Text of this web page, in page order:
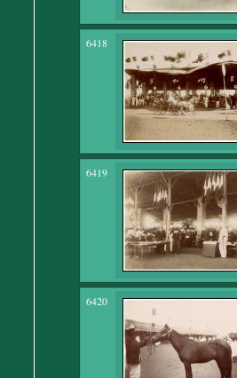
6418
6419
6420